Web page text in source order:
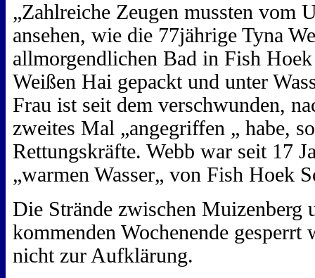
„Zahlreiche Zeugen mussten vom
ansehen, wie die 77jährige Tyna
allmorgendlichen Bad in Fish
Weißen Hai gepackt und unter
Frau ist seit dem verschwunden,
zweites Mal „angegriffen „ habe,
Rettungskräfte. Webb war seit 17
„warmen Wasser„ von Fish Hoek
Die Strände zwischen Muizenberg
kommenden Wochenende gesperrt
nicht zur Aufklärung.